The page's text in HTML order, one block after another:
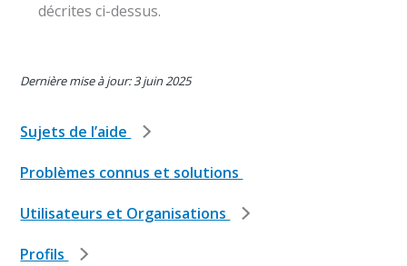
Sujets de l’aide
Problèmes connus et solutions
Utilisateurs et Organisations
Profils
décrites ci-dessus.
Dernière mise à jour: 3 juin 2025